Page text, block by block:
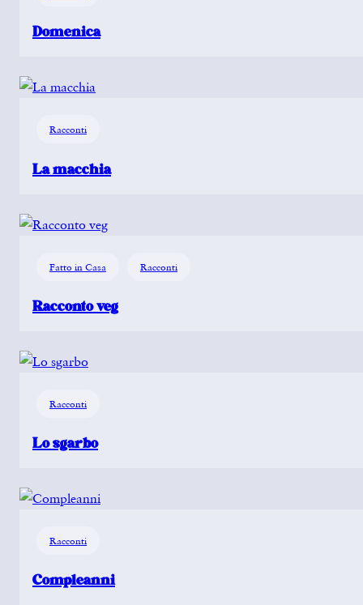
Domenica
Racconti
La macchia
Fatto in Casa Racconti
Racconto veg
Racconti
Lo sgarbo
Racconti
Compleanni